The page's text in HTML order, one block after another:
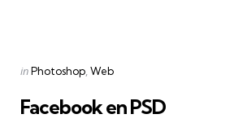
Categories
Posted
inPhotoshop Web
Facebook en PSD